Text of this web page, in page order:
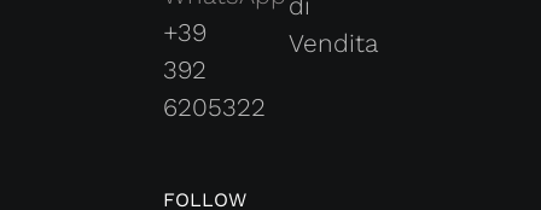
+39
392
6205322
FOLLOW
Vendita